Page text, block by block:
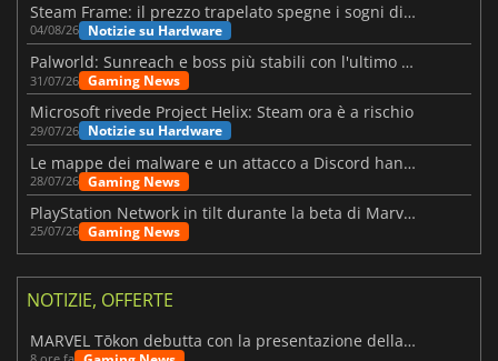
Steam Frame: il prezzo trapelato spegne i sogni di un VR economico
04/08/26 Notizie su Hardware
Palworld: Sunreach e boss più stabili con l'ultimo update
31/07/26 Gaming News
Microsoft rivede Project Helix: Steam ora è a rischio
29/07/26 Notizie su Hardware
Le mappe dei malware e un attacco a Discord hanno colpito Meccha Chameleon
28/07/26 Gaming News
PlayStation Network in tilt durante la beta di Marvel Tōkon
25/07/26 Gaming News
NOTIZIE, OFFERTE
MARVEL Tōkon debutta con la presentazione della roadmap per il primo anno